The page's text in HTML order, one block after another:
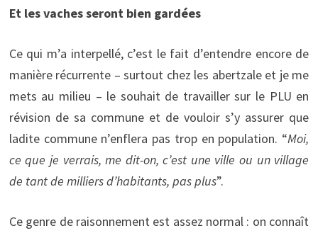
Et les vaches seront bien gardées
Ce qui m’a interpellé, c’est le fait d’entendre encore de
manière récurrente – surtout chez les abertzale et je me
mets au milieu – le souhait de travailler sur le PLU en
révision de sa commune et de vouloir s’y assurer que
ladite commune n’enflera pas trop en population. “Moi,
ce que je verrais, me dit-on, c’est une ville ou un village
de tant de milliers d’habitants, pas plus”.
Ce genre de raisonnement est assez normal : on connaît